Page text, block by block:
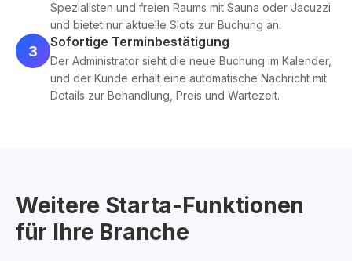
Spezialisten und freien Raums mit Sauna oder Jacuzzi
und bietet nur aktuelle Slots zur Buchung an.
3
Sofortige Terminbestätigung
Der Administrator sieht die neue Buchung im Kalender,
und der Kunde erhält eine automatische Nachricht mit
Details zur Behandlung, Preis und Wartezeit.
Weitere Starta-Funktionen
für Ihre Branche